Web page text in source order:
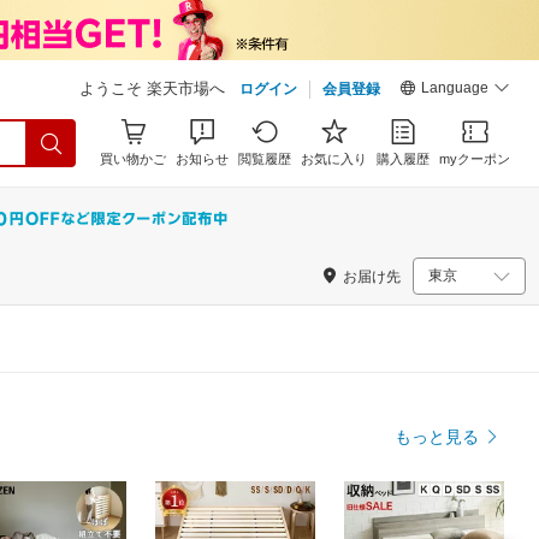
ようこそ 楽天市場へ ログイン 会員登録 Language
買い物かご お知らせ 閲覧履歴 お気に入り 購入履歴 myクーポン
お届け先
もっと見る